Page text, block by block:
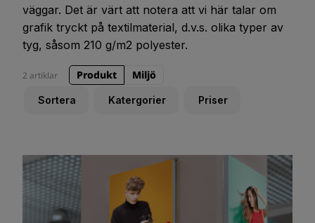
väggar. Det är värt att notera att vi här talar om
grafik tryckt på textilmaterial, d.v.s. olika typer av
tyg, såsom 210 g/m2 polyester.
Sortera Katergorier Priser
2 artiklar Produkt Miljö